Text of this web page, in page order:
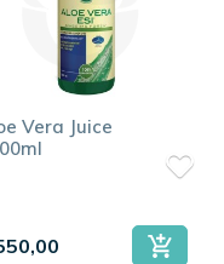
Vera Juice